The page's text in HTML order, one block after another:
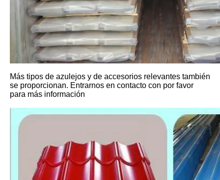
Más tipos de azulejos y de accesorios relevantes también
se proporcionan. Entrarnos en contacto con por favor
para más información